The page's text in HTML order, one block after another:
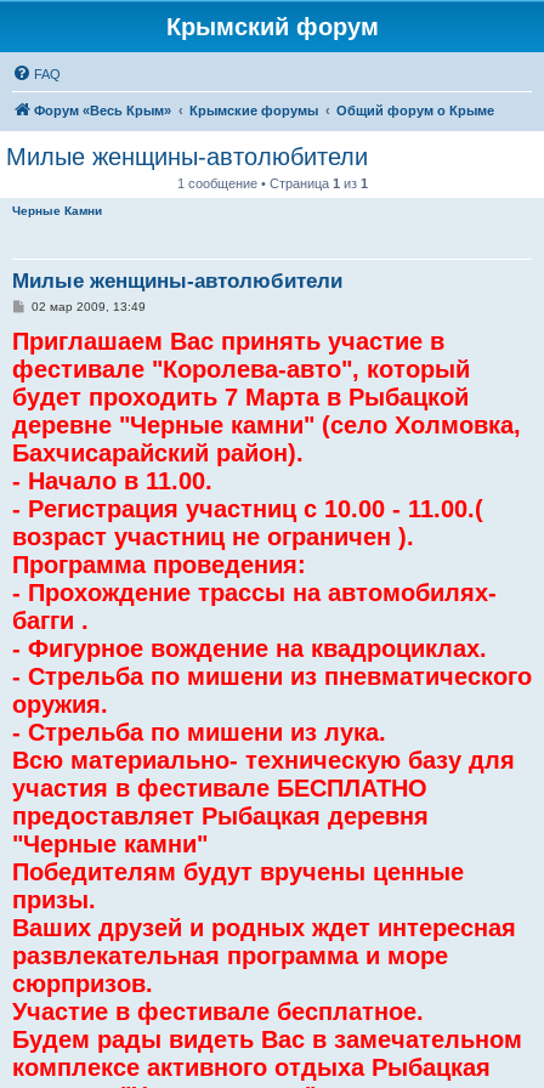
Крымский форум
FAQ
Форум «Весь Крым» Крымские форумы Общий форум о Крыме
Милые женщины-автолюбители
1 сообщение • Страница 1 из 1
Черные Камни
Милые женщины-автолюбители
С
о
б
щ
е
н
и
е
02 мар 2009, 13:49
Приглашаем Вас принять участие в
фестивале "Королева-авто", который
будет проходить 7 Марта в Рыбацкой
деревне "Черные камни" (село Холмовка,
Бахчисарайский район).
- Начало в 11.00.
- Регистрация участниц с 10.00 - 11.00.(
возраст участниц не ограничен ).
Программа проведения:
- Прохождение трассы на автомобилях-
багги .
- Фигурное вождение на квадроциклах.
- Стрельба по мишени из пневматического
оружия.
- Стрельба по мишени из лука.
Всю материально- техническую базу для
участия в фестивале БЕСПЛАТНО
предоставляет Рыбацкая деревня
"Черные камни"
Победителям будут вручены ценные
призы.
Ваших друзей и родных ждет интересная
развлекательная программа и море
сюрпризов.
Участие в фестивале бесплатное.
Будем рады видеть Вас в замечательном
комплексе активного отдыха Рыбацкая